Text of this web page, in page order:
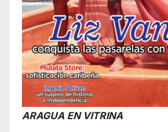
ARAGUA EN VITRINA